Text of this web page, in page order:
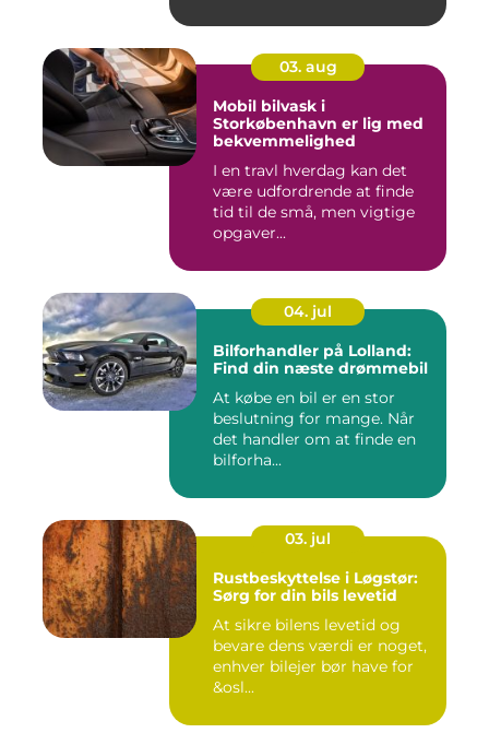
03. aug
Mobil bilvask i
Storkøbenhavn er lig med
bekvemmelighed
I en travl hverdag kan det
være udfordrende at finde
tid til de små, men vigtige
opgaver...
04. jul
Bilforhandler på Lolland:
Find din næste drømmebil
At købe en bil er en stor
beslutning for mange. Når
det handler om at finde en
bilforha...
03. jul
Rustbeskyttelse i Løgstør:
Sørg for din bils levetid
At sikre bilens levetid og
bevare dens værdi er noget,
enhver bilejer bør have for
&osl...